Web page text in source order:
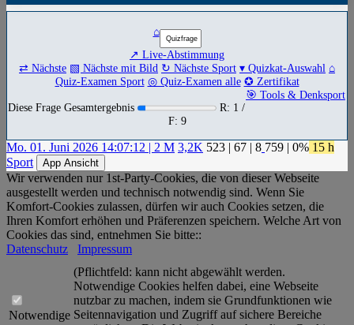
⌂
↗ Live-Abstimmung
⇄ Nächste ▧ Nächste mit Bild ↻ Nächste Sport ▾ Quizkat-Auswahl ⌂
Quiz-Examen Sport ◎ Quiz-Examen alle ✪ Zertifikat
🎯 Tools & Denksport
Diese Frage Gesamtergebnis
R: 1 /
F: 9
Mo. 01. Juni 2026 14:07:12 | 2 M 3,2K 523 | 67 | 8 759 | 0% 15 h
Sport
App Ansicht
Wir verwenden nur 1st-Party-Cookies, die von dieser Webseite
ausgestellt werden und technisch notwendig sind. Wenn Sie
Komfort-Cookies zulassen, dürfen wir auch Cookies setzen, die
Ihren Komfort erhöhen und Präferenzen speichern. Welche Art von
Cookies das sind, entnehmen Sie bitte::
Datenschutz
Impressum
Notwendige
(Pflichtfeld: kann nicht abgewählt werden.
Notwendige Cookies helfen dabei, eine Webseite
nutzbar zu machen, indem sie Grundfunktionen wie
Seitennavigation und Zugriff auf sichere Bereiche